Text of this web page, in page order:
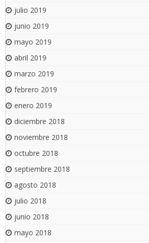
julio 2019
junio 2019
mayo 2019
abril 2019
marzo 2019
febrero 2019
enero 2019
diciembre 2018
noviembre 2018
octubre 2018
septiembre 2018
agosto 2018
julio 2018
junio 2018
mayo 2018